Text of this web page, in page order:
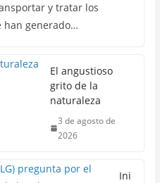
y tratar los
han generado…
El angustioso
grito de la
naturaleza
3 de agosto de
2026
Ini